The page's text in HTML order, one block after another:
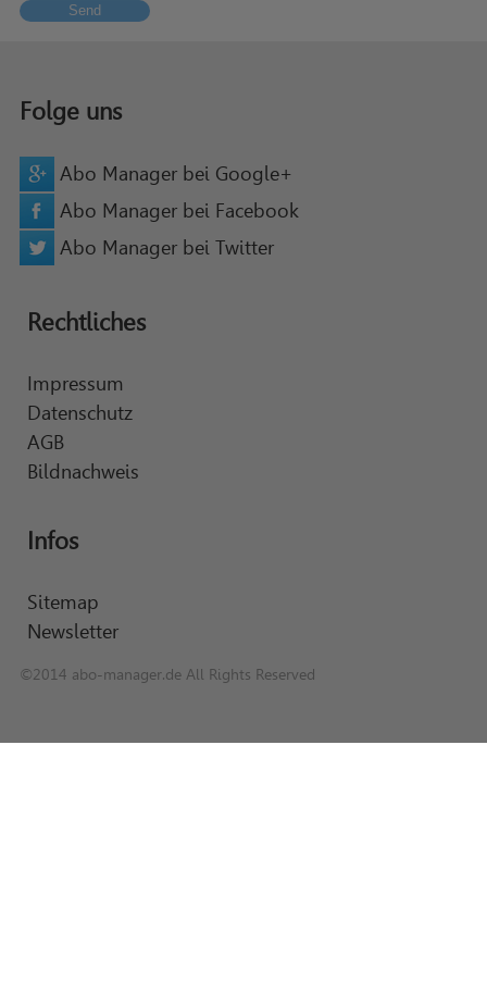
Send
Folge uns
Abo Manager bei Google+
Abo Manager bei Facebook
Abo Manager bei Twitter
Rechtliches
Impressum
Datenschutz
AGB
Bildnachweis
Infos
Sitemap
Newsletter
©2014 abo-manager.de All Rights Reserved